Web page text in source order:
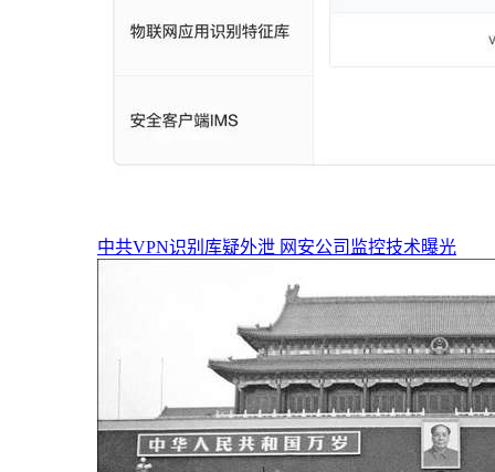
中共VPN识别库疑外泄 网安公司监控技术曝光